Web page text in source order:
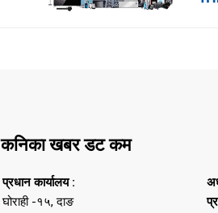
कनिका खबर डट कम
प्रधान कार्यालय :
घोराही -१५, दाङ